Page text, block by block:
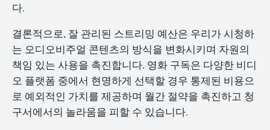
다.
결론적으로, 잘 관리된 스트리밍 예산은 우리가 시청하
는 오디오비주얼 콘텐츠의 방식을 변화시키며 자원의
책임 있는 사용을 촉진합니다. 영화 구독은 다양한 비디
오 플랫폼 중에서 현명하게 선택할 경우 통제된 비용으
로 예외적인 가치를 제공하며 월간 절약을 촉진하고 청
구서에서의 놀라움을 피할 수 있습니다.